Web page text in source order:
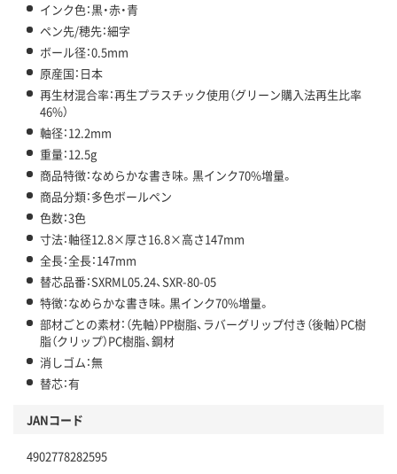
インク色：黒・赤・青
ペン先/穂先：細字
ボール径：0.5mm
原産国：日本
再生材混合率：再生プラスチック使用（グリーン購入法再生比率
46%）
軸径：12.2mm
重量：12.5g
商品特徴：なめらかな書き味。黒インク70%増量。
商品分類：多色ボールペン
色数：3色
寸法：軸径12.8×厚さ16.8×高さ147mm
全長：全長：147mm
替芯品番：SXRML05.24、SXR-80-05
特徴：なめらかな書き味。黒インク70%増量。
部材ごとの素材：（先軸）PP樹脂、ラバーグリップ付き（後軸）PC樹
脂（クリップ）PC樹脂、鋼材
消しゴム：無
替芯：有
JANコード
4902778282595